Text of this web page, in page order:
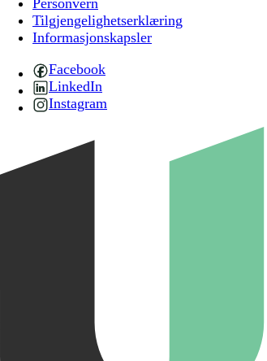
Personvern
Tilgjengelighetserklæring
Informasjonskapsler
Facebook
LinkedIn
Instagram